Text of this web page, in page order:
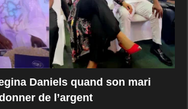
Daniels quand son mari
de l’argent